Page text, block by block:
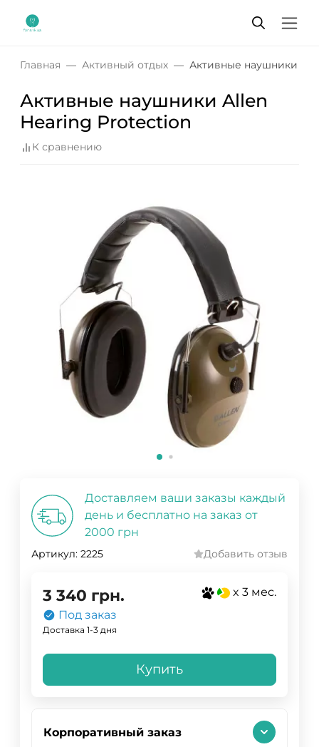
Главная Активный отдых Активные наушники
Активные наушники Allen
Hearing Protection
К сравнению
Доставляем ваши заказы каждый
день и бесплатно на заказ от
2000 грн
Артикул: 2225 Добавить отзыв
3 340 грн.
x 3 мес.
Под заказ
Доставка 1-3 дня
Купить
Корпоративный заказ